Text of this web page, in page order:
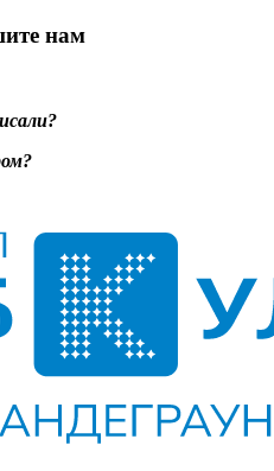
нам